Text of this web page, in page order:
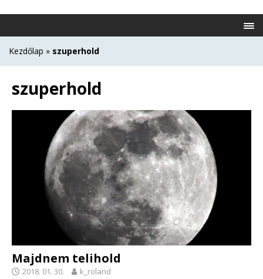
Kezdőlap » szuperhold
szuperhold
Majdnem telihold
2018. 01. 30. k_roland